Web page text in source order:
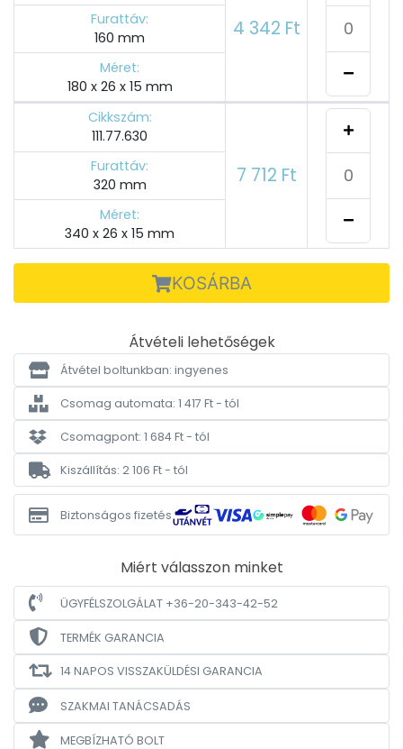
4 342 Ft
Furattáv:
160 mm
Méret:
180 x 26 x 15 mm
Cikkszám:
111.77.630
7 712 Ft
Furattáv:
320 mm
Méret:
340 x 26 x 15 mm
KOSÁRBA
Átvételi lehetőségek
Átvétel boltunkban: ingyenes
Csomag automata: 1 417 Ft - tól
Csomagpont: 1 684 Ft - tól
Kiszállítás: 2 106 Ft - tól
Biztonságos fizetés
Miért válasszon minket
ÜGYFÉLSZOLGÁLAT +36-20-343-42-52
TERMÉK GARANCIA
14 NAPOS VISSZAKÜLDÉSI GARANCIA
SZAKMAI TANÁCSADÁS
MEGBÍZHATÓ BOLT